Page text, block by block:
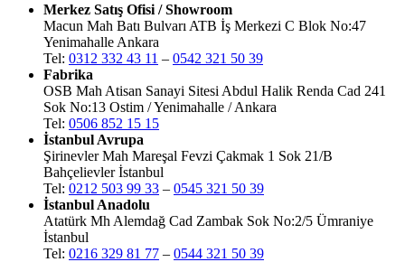
Merkez Satış Ofisi / Showroom
Macun Mah Batı Bulvarı ATB İş Merkezi C Blok No:47
Yenimahalle Ankara
Tel: 0312 332 43 11 – 0542 321 50 39
Fabrika
OSB Mah Atisan Sanayi Sitesi Abdul Halik Renda Cad 241
Sok No:13 Ostim / Yenimahalle / Ankara
Tel: 0506 852 15 15
İstanbul Avrupa
Şirinevler Mah Mareşal Fevzi Çakmak 1 Sok 21/B
Bahçelievler İstanbul
Tel: 0212 503 99 33 – 0545 321 50 39
İstanbul Anadolu
Atatürk Mh Alemdağ Cad Zambak Sok No:2/5 Ümraniye
İstanbul
Tel: 0216 329 81 77 – 0544 321 50 39